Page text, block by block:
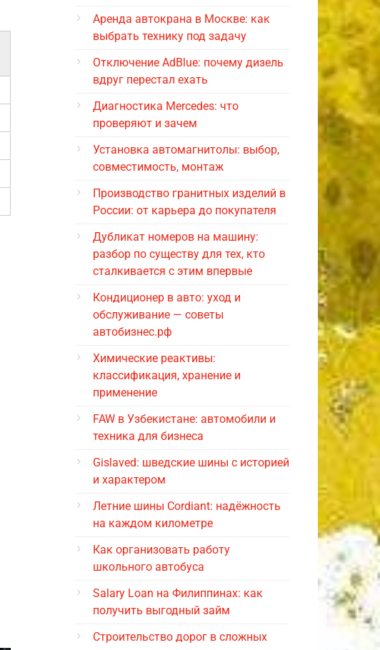
Аренда автокрана в Москве: как
выбрать технику под задачу
Отключение AdBlue: почему дизель
вдруг перестал ехать
Диагностика Mercedes: что
проверяют и зачем
Установка автомагнитолы: выбор,
совместимость, монтаж
Производство гранитных изделий в
России: от карьера до покупателя
Дубликат номеров на машину:
разбор по существу для тех, кто
сталкивается с этим впервые
Кондиционер в авто: уход и
обслуживание — советы
автобизнес.рф
Химические реактивы:
классификация, хранение и
применение
FAW в Узбекистане: автомобили и
техника для бизнеса
Gislaved: шведские шины с историей
и характером
Летние шины Cordiant: надёжность
на каждом километре
Как организовать работу
школьного автобуса
Salary Loan на Филиппинах: как
получить выгодный займ
Строительство дорог в сложных